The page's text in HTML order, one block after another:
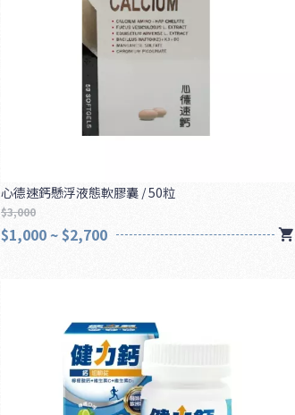
心德速鈣懸浮液態軟膠囊 / 50粒
$3,000
$1,000 ~ $2,700